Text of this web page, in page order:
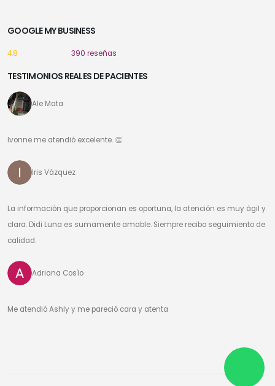
GOOGLE MY BUSINESS
4.8 390 reseñas
TESTIMONIOS REALES DE PACIENTES
Ale Mata
Ivonne me atendió excelente. 👏
Iris Vázquez
La información que proporcionan es oportuna, la atención es muy ágil y
clara. Didi Luna es sumamente amable. Siempre recibo seguimiento de
calidad.
Adriana Cosìo
Me atendió Ashly y me pareció cara y atenta